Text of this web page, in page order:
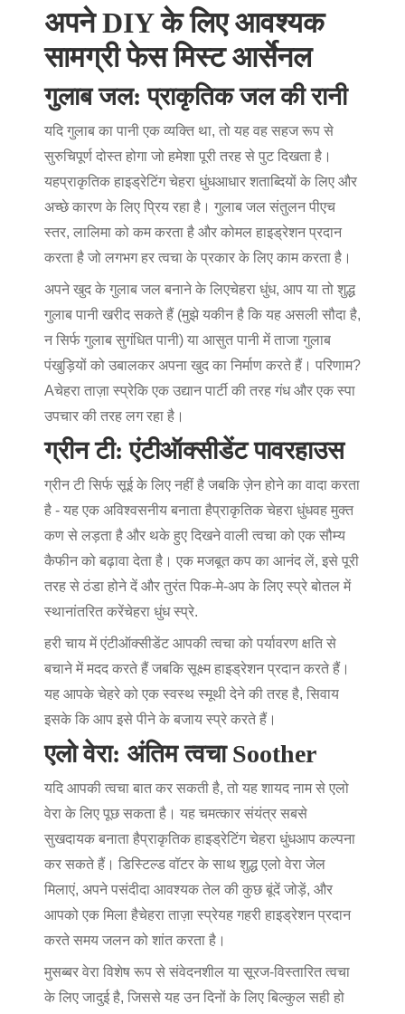
अपने DIY के लिए आवश्यक
सामग्री फेस मिस्ट आर्सेनल
गुलाब जल: प्राकृतिक जल की रानी
यदि गुलाब का पानी एक व्यक्ति था, तो यह वह सहज रूप से
सुरुचिपूर्ण दोस्त होगा जो हमेशा पूरी तरह से पुट दिखता है।
यहप्राकृतिक हाइड्रेटिंग चेहरा धुंधआधार शताब्दियों के लिए और
अच्छे कारण के लिए प्रिय रहा है। गुलाब जल संतुलन पीएच
स्तर, लालिमा को कम करता है और कोमल हाइड्रेशन प्रदान
करता है जो लगभग हर त्वचा के प्रकार के लिए काम करता है।
अपने खुद के गुलाब जल बनाने के लिएचेहरा धुंध, आप या तो शुद्ध
गुलाब पानी खरीद सकते हैं (मुझे यकीन है कि यह असली सौदा है,
न सिर्फ गुलाब सुगंधित पानी) या आसुत पानी में ताजा गुलाब
पंखुड़ियों को उबालकर अपना खुद का निर्माण करते हैं। परिणाम?
Aचेहरा ताज़ा स्प्रेकि एक उद्यान पार्टी की तरह गंध और एक स्पा
उपचार की तरह लग रहा है।
ग्रीन टी: एंटीऑक्सीडेंट पावरहाउस
ग्रीन टी सिर्फ सूई के लिए नहीं है जबकि ज़ेन होने का वादा करता
है - यह एक अविश्वसनीय बनाता हैप्राकृतिक चेहरा धुंधवह मुक्त
कण से लड़ता है और थके हुए दिखने वाली त्वचा को एक सौम्य
कैफीन को बढ़ावा देता है। एक मजबूत कप का आनंद लें, इसे पूरी
तरह से ठंडा होने दें और तुरंत पिक-मे-अप के लिए स्प्रे बोतल में
स्थानांतरित करेंचेहरा धुंध स्प्रे.
हरी चाय में एंटीऑक्सीडेंट आपकी त्वचा को पर्यावरण क्षति से
बचाने में मदद करते हैं जबकि सूक्ष्म हाइड्रेशन प्रदान करते हैं।
यह आपके चेहरे को एक स्वस्थ स्मूथी देने की तरह है, सिवाय
इसके कि आप इसे पीने के बजाय स्प्रे करते हैं।
एलो वेरा: अंतिम त्वचा Soother
यदि आपकी त्वचा बात कर सकती है, तो यह शायद नाम से एलो
वेरा के लिए पूछ सकता है। यह चमत्कार संयंत्र सबसे
सुखदायक बनाता हैप्राकृतिक हाइड्रेटिंग चेहरा धुंधआप कल्पना
कर सकते हैं। डिस्टिल्ड वॉटर के साथ शुद्ध एलो वेरा जेल
मिलाएं, अपने पसंदीदा आवश्यक तेल की कुछ बूंदें जोड़ें, और
आपको एक मिला हैचेहरा ताज़ा स्प्रेयह गहरी हाइड्रेशन प्रदान
करते समय जलन को शांत करता है।
मुसब्बर वेरा विशेष रूप से संवेदनशील या सूरज-विस्तारित त्वचा
के लिए जादुई है, जिससे यह उन दिनों के लिए बिल्कुल सही हो